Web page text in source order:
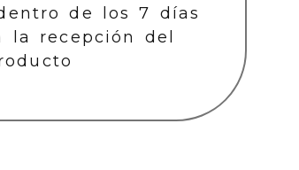
de los 7 días
la recepción del